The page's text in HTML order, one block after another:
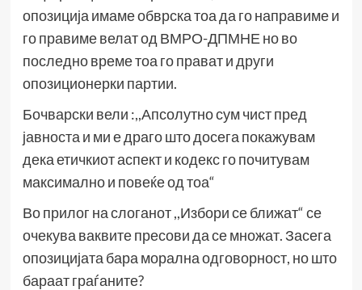
опозиција имаме обврска тоа да го направиме и
го правиме велат од ВМРО-ДПМНЕ но во
последно време тоа го прават и други
опозиционерки партии.
Бочварски вели :,,Апсолутно сум чист пред
јавноста и ми е драго што досега покажувам
дека етичкиот аспект и кодекс го почитувам
максимално и повеќе од тоа“
Во прилог на слоганот ,,Избори се ближат“ се
очекува ваквите пресови да се множат. Засега
опозицијата бара морална одговорност, но што
бараат граѓаните?